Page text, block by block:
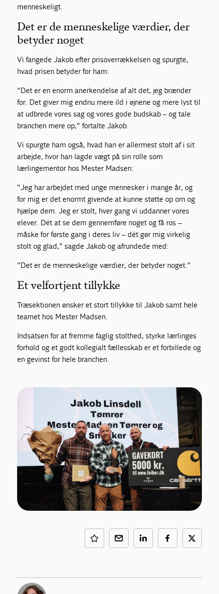
menneskeligt.
Det er de menneskelige værdier, der
betyder noget
Vi fangede Jakob efter prisoverrækkelsen og spurgte,
hvad prisen betyder for ham:
"Det er en enorm anerkendelse af alt det, jeg brænder
for. Det giver mig endnu mere ild i øjnene og mere lyst til
at udbrede vores sag og vores gode budskab – og tale
branchen mere op," fortalte Jakob.
Vi spurgte ham også, hvad han er allermest stolt af i sit
arbejde, hvor han lagde vægt på sin rolle som
lærlingementor hos Mester Madsen:
"Jeg har arbejdet med unge mennesker i mange år, og
for mig er det enormt givende at kunne støtte op om og
hjælpe dem. Jeg er stolt, hver gang vi uddanner vores
elever. Dét at se dem gennemføre noget og få ros –
måske for første gang i deres liv – dét gør mig virkelig
stolt og glad,” sagde Jakob og afrundede med:
”Det er de menneskelige værdier, der betyder noget.”
Et velfortjent tillykke
Træsektionen ønsker et stort tillykke til Jakob samt hele
teamet hos Mester Madsen.
Indsatsen for at fremme faglig stolthed, styrke lærlinges
forhold og et godt kollegialt fællesskab er et forbillede og
en gevinst for hele branchen.